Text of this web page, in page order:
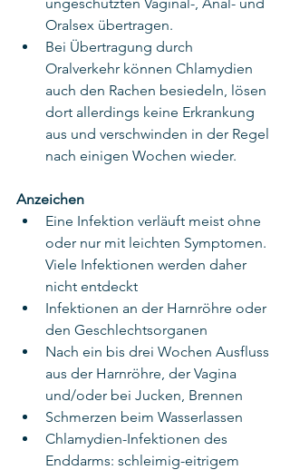
Oralsex übertragen.
Bei Übertragung durch
Oralverkehr können Chlamydien
auch den Rachen besiedeln, lösen
dort allerdings keine Erkrankung
aus und verschwinden in der Regel
nach einigen Wochen wieder.
Anzeichen
Eine Infektion verläuft meist ohne
oder nur mit leichten Symptomen.
Viele Infektionen werden daher
nicht entdeckt
Infektionen an der Harnröhre oder
den Geschlechtsorganen
Nach ein bis drei Wochen Ausfluss
aus der Harnröhre, der Vagina
und/oder bei Jucken, Brennen
Schmerzen beim Wasserlassen
Chlamydien-Infektionen des
Enddarms: schleimig-eitrigem